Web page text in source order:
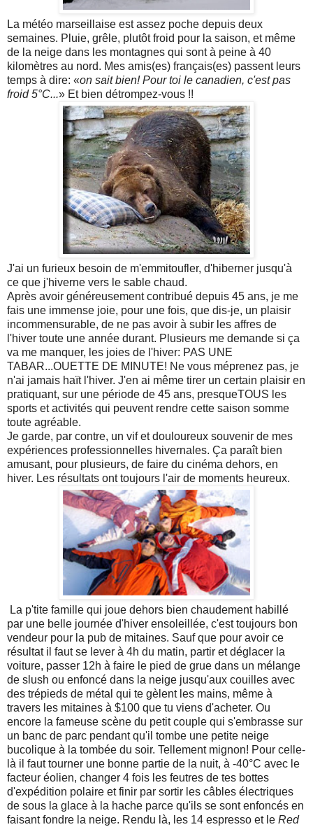
La météo marseillaise est assez poche depuis deux
semaines. Pluie, grêle, plutôt froid pour la saison, et même
de la neige dans les montagnes qui sont à peine à 40
kilomètres au nord. Mes amis(es) français(es) passent leurs
temps à dire: «on sait bien! Pour toi le canadien, c'est pas
froid 5°C...» Et bien détrompez-vous !!
J'ai un furieux besoin de m'emmitoufler, d'hiberner jusqu'à
ce que j'hiverne vers le sable chaud.
Après avoir généreusement contribué depuis 45 ans, je me
fais une immense joie, pour une fois, que dis-je, un plaisir
incommensurable, de ne pas avoir à subir les affres de
l'hiver toute une année durant. Plusieurs me demande si ça
va me manquer, les joies de l'hiver: PAS UNE
TABAR...OUETTE DE MINUTE! Ne vous méprenez pas, je
n'ai jamais haït l'hiver. J'en ai même tirer un certain plaisir en
pratiquant, sur une période de 45 ans, presqueTOUS les
sports et activités qui peuvent rendre cette saison somme
toute agréable.
Je garde, par contre, un vif et douloureux souvenir de mes
expériences professionnelles hivernales. Ça paraît bien
amusant, pour plusieurs, de faire du cinéma dehors, en
hiver. Les résultats ont toujours l'air de moments heureux.
La p'tite famille qui joue dehors bien chaudement habillé
par une belle journée d'hiver ensoleillée, c'est toujours bon
vendeur pour la pub de mitaines. Sauf que pour avoir ce
résultat il faut se lever à 4h du matin, partir et déglacer la
voiture, passer 12h à faire le pied de grue dans un mélange
de slush ou enfoncé dans la neige jusqu'aux couilles avec
des trépieds de métal qui te gèlent les mains, même à
travers les mitaines à $100 que tu viens d'acheter. Ou
encore la fameuse scène du petit couple qui s'embrasse sur
un banc de parc pendant qu'il tombe une petite neige
bucolique à la tombée du soir. Tellement mignon! Pour celle-
là il faut tourner une bonne partie de la nuit, à -40°C avec le
facteur éolien, changer 4 fois les feutres de tes bottes
d'expédition polaire et finir par sortir les câbles électriques
de sous la glace à la hache parce qu'ils se sont enfoncés en
faisant fondre la neige. Rendu là, les 14 espresso et le Red